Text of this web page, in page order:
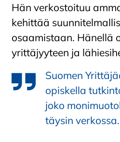
Hän verkostoituu
kehittää
osaamistaan. Hänellä
yrittäjyyteen ja
Suomen
opiskella
joko
täysin verkossa.